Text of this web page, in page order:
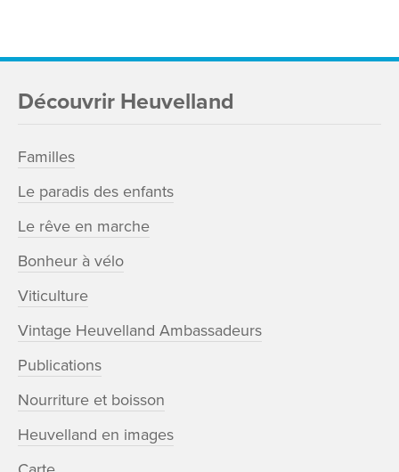
Découvrir Heuvelland
Familles
Le paradis des enfants
Le rêve en marche
Bonheur à vélo
Viticulture
Vintage Heuvelland Ambassadeurs
Publications
Nourriture et boisson
Heuvelland en images